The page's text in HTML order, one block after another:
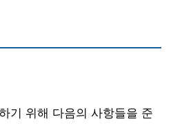
기 위해 다음의 사항들을 준